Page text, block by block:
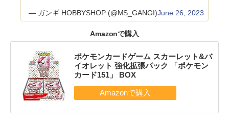
— ガンギ HOBBYSHOP (@MS_GANGI)June 26, 2023
Amazonで購入
ポケモンカードゲーム スカーレット&バ
イオレット 強化拡張パック 「ポケモン
カード151」 BOX